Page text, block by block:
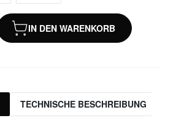
IN DEN WARENKORB
TECHNISCHE BESCHREIBUNG